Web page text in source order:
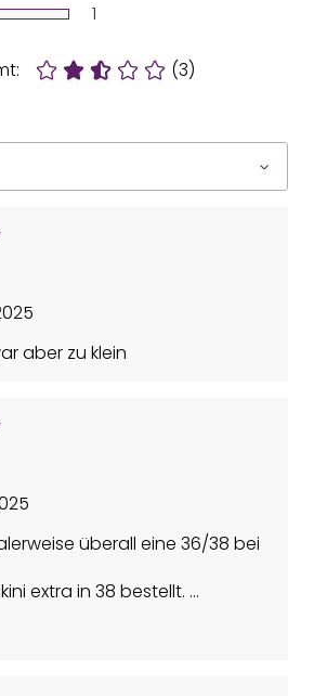
1
(3)
aber zu klein
überall eine 36/38 bei
extra in 38 bestellt.
klar das es nicht passen